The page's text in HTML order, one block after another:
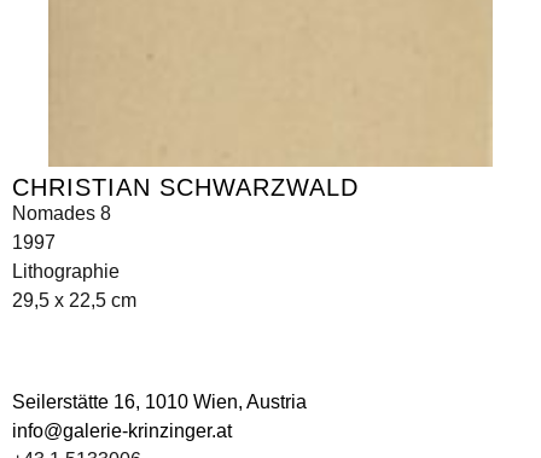
CHRISTIAN SCHWARZWALD
Nomades 8
1997
Lithographie
29,5 x 22,5 cm
Seilerstätte 16, 1010 Wien, Austria
info@galerie-krinzinger.at